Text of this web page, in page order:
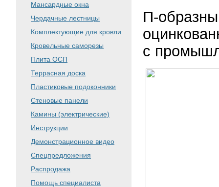
Мансардные окна
Чердачные лестницы
Комплектующие для кровли
Кровельные саморезы
Плита ОСП
Террасная доска
Пластиковые подоконники
Стеновые панели
Камины (электрические)
Инструкции
Демонстрационное видео
Спецпредложения
Распродажа
Помощь специалиста
П-
с